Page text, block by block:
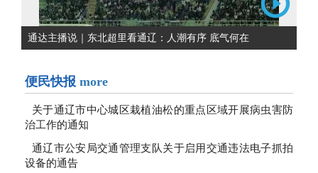
通达主播说｜东北超里看通辽：人潮有序 底气何在
便民快报 more
关于通辽市中心城区栽植油松的重点区域开展病虫害防
治工作的通知
通辽市公安局交通管理支队关于启用交通违法电子抓拍
设备的通告